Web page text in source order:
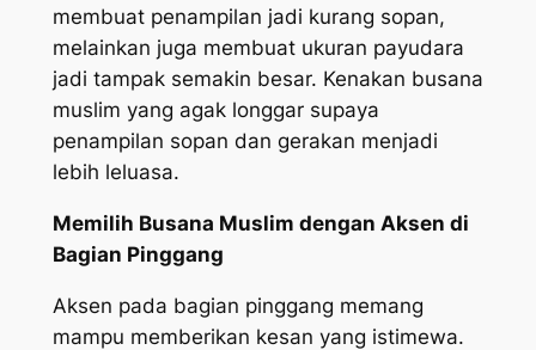
membuat penampilan jadi kurang sopan,
melainkan juga membuat ukuran payudara
jadi tampak semakin besar. Kenakan busana
muslim yang agak longgar supaya
penampilan sopan dan gerakan menjadi
lebih leluasa.
Memilih Busana Muslim dengan Aksen di
Bagian Pinggang
Aksen pada bagian pinggang memang
mampu memberikan kesan yang istimewa.